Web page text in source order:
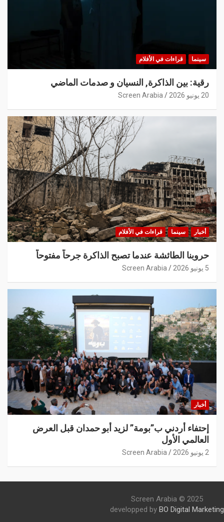
سينما قراءات في الأفلام
رقية: بين الذاكرة, النسيان و صدمات الماضي
20 يونيو 2026 Screen Arabia
أخبار سينما قراءات في الأفلام
حروبنا الطائشة عندما تصبح الذاكرة جرحاً مفتوحاً
5 يونيو 2026 Screen Arabia
أخبار
إحتفاء أردني ب”بومة” لزيد أبو حمدان قبل العرض
العالمي الأول
2 يونيو 2026 Screen Arabia
Screen Arabia © 2025
developped by BO Digital Marketing